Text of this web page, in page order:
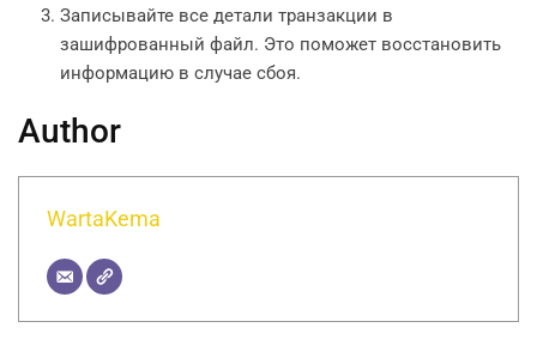
Записывайте все детали транзакции в
зашифрованный файл. Это поможет восстановить
информацию в случае сбоя.
Author
WartaKema